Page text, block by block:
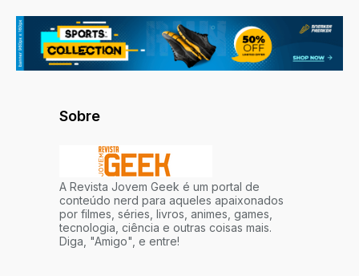
Sobre
A Revista Jovem Geek é um portal de
conteúdo nerd para aqueles apaixonados
por filmes, séries, livros, animes, games,
tecnologia, ciência e outras coisas mais.
Diga, "Amigo", e entre!